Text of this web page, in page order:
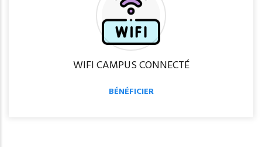
WIFI CAMPUS CONNECTÉ
BÉNÉFICIER